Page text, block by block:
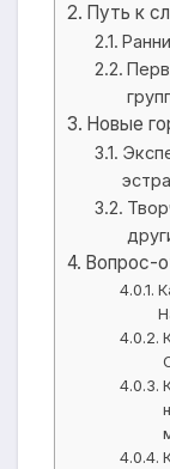
Путь к
Новые
Вопрос-